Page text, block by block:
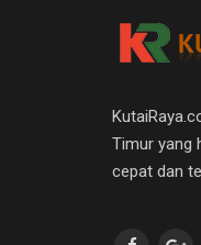
Timur yang
cepat dan